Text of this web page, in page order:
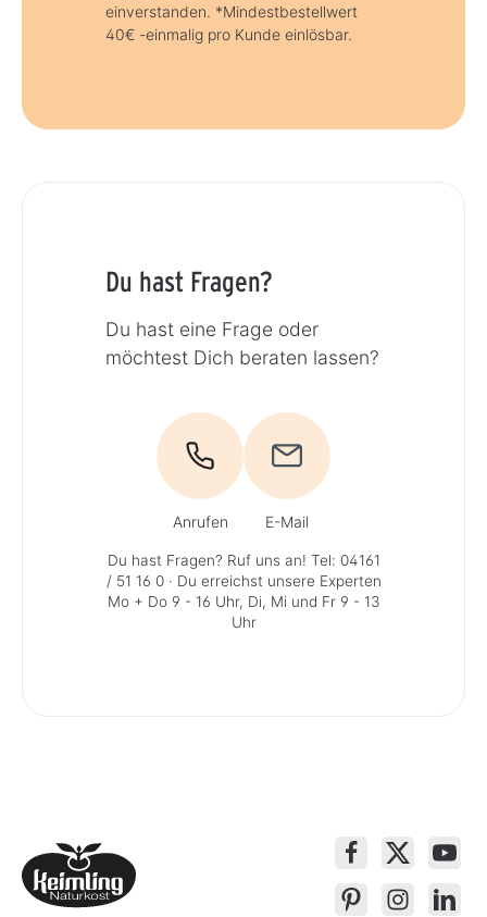
einverstanden. *Mindestbestellwert
40€ -einmalig pro Kunde einlösbar.
Du hast Fragen?
Du hast eine Frage oder
möchtest Dich beraten lassen?
Anrufen E-Mail
Du hast Fragen? Ruf uns an! Tel: 04161
/ 51 16 0· Du erreichst unsere Experten
Mo + Do 9 - 16 Uhr, Di, Mi und Fr 9 - 13
Uhr